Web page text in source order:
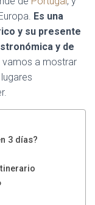
Es una
y su presente
y de
vamos a mostrar
3 días?